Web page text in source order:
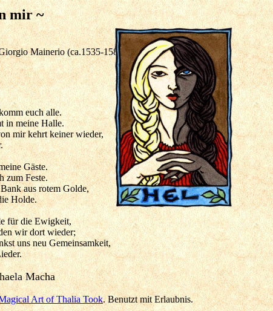
mir ~
Mainerio (ca.1535-1582)
euch alle.
in meine Halle.
mir kehrt keiner wieder,
Gäste.
zum Feste.
aus rotem Golde,
Holde.
für die Ewigkeit,
wir dort wieder;
uns neu Gemeinsamkeit,
Macha
Art of Thalia Took. Benutzt mit Erlaubnis.